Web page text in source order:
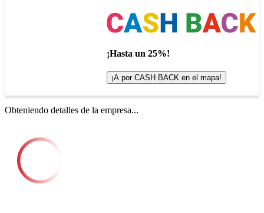
¡Hasta un 25%!
¡A por CASH BACK en el mapa!
Obteniendo detalles de la empresa...